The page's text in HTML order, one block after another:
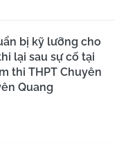
bị kỹ lưỡng cho
lại sau sự cố tại
thi THPT Chuyên
Quang